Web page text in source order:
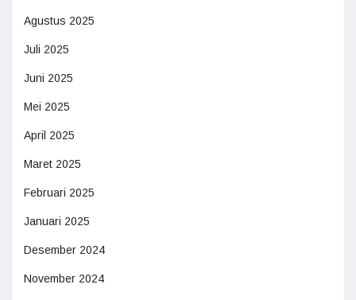
Agustus 2025
Juli 2025
Juni 2025
Mei 2025
April 2025
Maret 2025
Februari 2025
Januari 2025
Desember 2024
November 2024